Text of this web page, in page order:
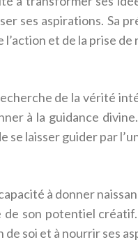
ses aspirations. Sa
et de la prise
de la vérité
à la guidance
se laisser guider par
à donner
son potentiel
soi et à nourrir ses